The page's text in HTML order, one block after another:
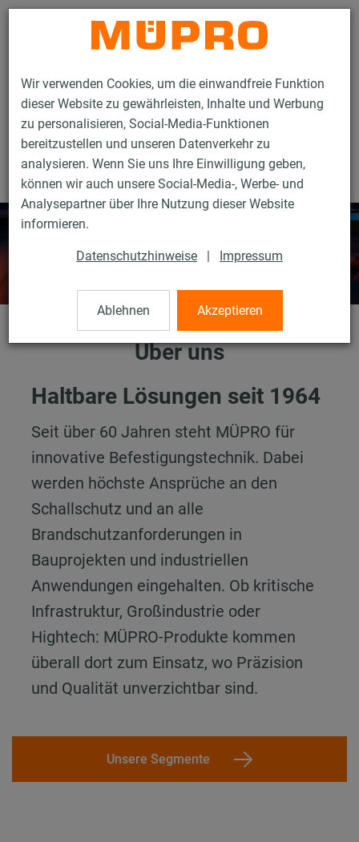
Wir verwenden Cookies, um die einwandfreie Funktion
dieser Website zu gewährleisten, Inhalte und Werbung
zu personalisieren, Social-Media-Funktionen
bereitzustellen und unseren Datenverkehr zu
analysieren. Wenn Sie uns Ihre Einwilligung geben,
können wir auch unsere Social-Media-, Werbe- und
Analysepartner über Ihre Nutzung dieser Website
informieren.
Datenschutzhinweise | Impressum
Ablehnen Akzeptieren
Kontakt
Unternehmen Über uns
Über uns
Haltbare Lösungen seit 1964
Seit über 60 Jahren steht MÜPRO für
innovative Befestigungstechnik. Dabei
werden höchste Ansprüche an den
Schallschutz und an alle
Brandschutzanforderungen in
Bauprojekten und industriellen
Anwendungen eingehalten. Ob kritische
Infrastruktur, Großindustrie oder
Hightech: MÜPRO-Produkte kommen
überall dort zum Einsatz, wo Präzision
und Qualität unverzichtbar sind.
Unsere Segmente